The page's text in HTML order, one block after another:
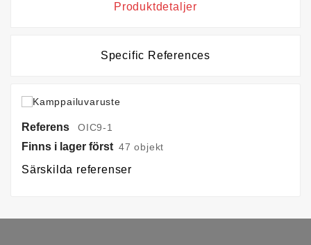
Produktdetaljer
Specific References
Referens OIC9-1
Finns i lager först 47 objekt
Särskilda referenser